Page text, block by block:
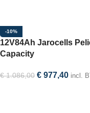
-10%
12V84Ah Jarocells
Capacity
€1.086,00 € 977,40 incl.